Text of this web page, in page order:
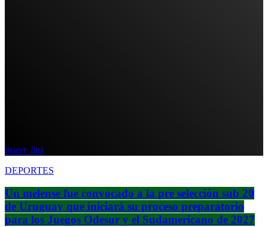
insert_link
DEPORTES
Un melense fue convocado a la pre selección sub 20
de Uruguay que iniciará su proceso preparatorio
para los Juegos Odesur y el Sudamericano de 2027